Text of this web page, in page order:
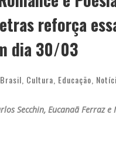
reforça
dia 30/03
Brasil Cultura Educação
Secchin, Eucanaã Ferraz